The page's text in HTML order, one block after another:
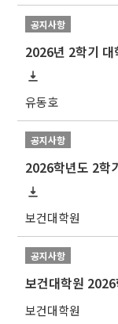
공지사항
유동호
공지사항
보건대학원
공지사항
보건대학원
보건대학원